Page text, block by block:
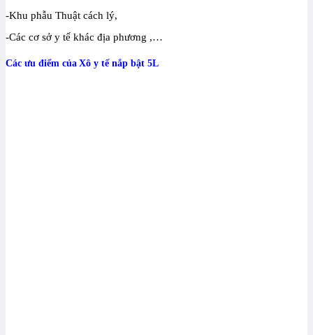
-Khu phẫu Thuật cách lý,
-Các cơ sở y tế khác địa phương ,…
Các ưu điểm của Xô y tế nắp bật 5L